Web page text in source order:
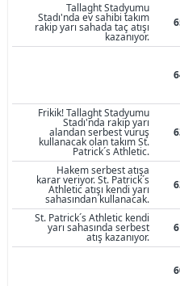
Tallaght Stadyumu
Stadı'nda ev sahibi takım
rakip yarı sahada taç atışı
kazanıyor.
Frikik! Tallaght Stadyumu
Stadı'nda rakip yarı
alandan serbest vuruş
kullanacak olan takım St.
Patrick´s Athletic.
Hakem serbest atışa
karar veriyor. St. Patrick´s
Athletic atışı kendi yarı
sahasından kullanacak.
St. Patrick´s Athletic kendi
yarı sahasında serbest
atış kazanıyor.